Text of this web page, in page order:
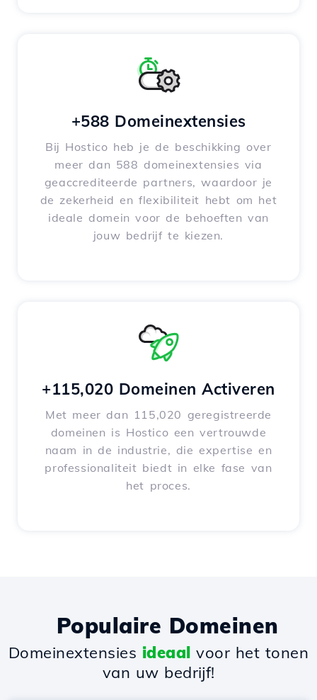
+588 Domeinextensies
Bij Hostico heb je de beschikking over
meer dan 588 domeinextensies via
geaccrediteerde partners, waardoor je
de zekerheid en flexibiliteit hebt om het
ideale domein voor de behoeften van
jouw bedrijf te kiezen.
+115,020 Domeinen Activeren
Met meer dan 115,020 geregistreerde
domeinen is Hostico een vertrouwde
naam in de industrie, die expertise en
professionaliteit biedt in elke fase van
het proces.
Populaire Domeinen
Domeinextensies ideaal voor het tonen
van uw bedrijf!